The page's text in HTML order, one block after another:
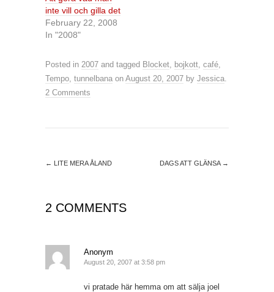
inte vill och gilla det
February 22, 2008
In "2008"
Posted in 2007 and tagged Blocket, bojkott, café,
Tempo, tunnelbana on August 20, 2007 by Jessica.
2 Comments
← LITE MERA ÅLAND DAGS ATT GLÄNSA →
2 COMMENTS
Anonym
August 20, 2007 at 3:58 pm
vi pratade här hemma om att sälja joel